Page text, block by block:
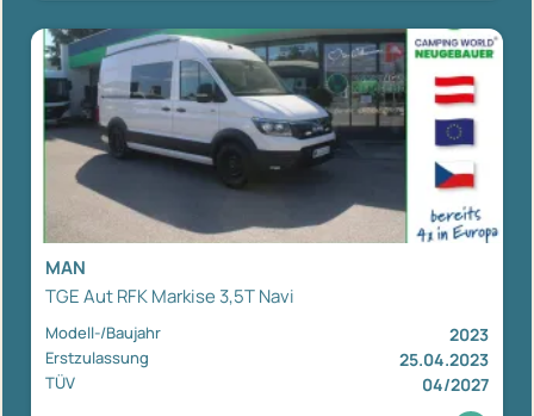
MAN
TGE Aut RFK Markise 3,5T Navi
Modell-/Baujahr 2023
Erstzulassung 25.04.2023
TÜV 04/2027